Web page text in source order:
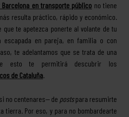
en transporte público no tiene
resulta práctico, rápido y económico.
que te apetezca ponerte al volante de tu
escapada en pareja, en familia o con
te adelantamos que se trata de una
esto te permitirá descubrir los
de Cataluña.
no centenares— de postspara resumirte
tierra. Por eso, y para no bombardearte